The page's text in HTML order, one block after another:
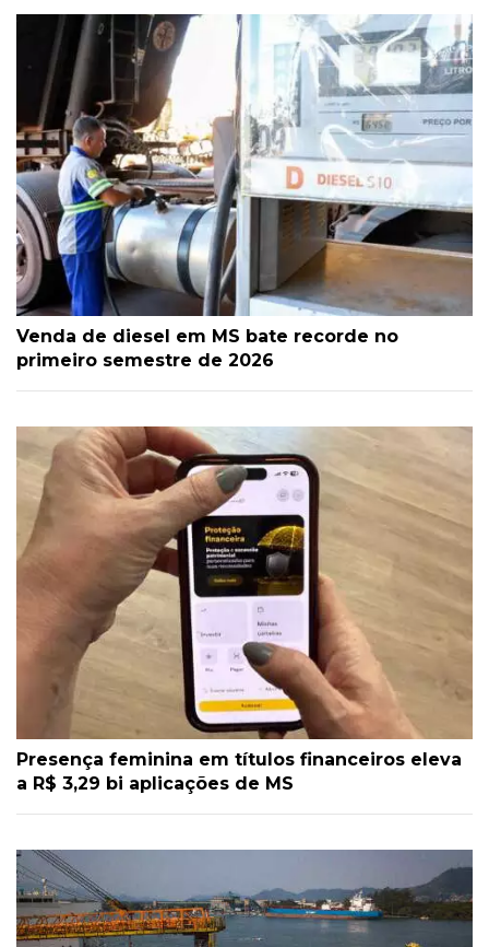
Venda de diesel em MS bate recorde no
primeiro semestre de 2026
Presença feminina em títulos financeiros eleva
a R$ 3,29 bi aplicações de MS